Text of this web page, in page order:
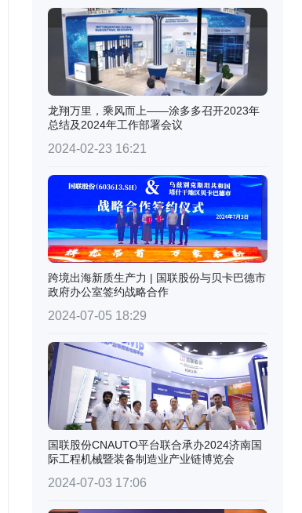
龙翔万里，乘风而上——涂多多召开2023年
总结及2024年工作部署会议
2024-02-23 16:21
跨境出海新质生产力 | 国联股份与贝卡巴德市
政府办公室签约战略合作
2024-07-05 18:29
国联股份CNAUTO平台联合承办2024济南国
际工程机械暨装备制造业产业链博览会
2024-07-03 17:06